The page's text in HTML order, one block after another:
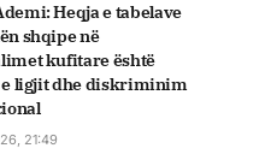
Heqja e tabelave
shqipe në
kufitare është
e ligjit dhe diskriminim
21:49